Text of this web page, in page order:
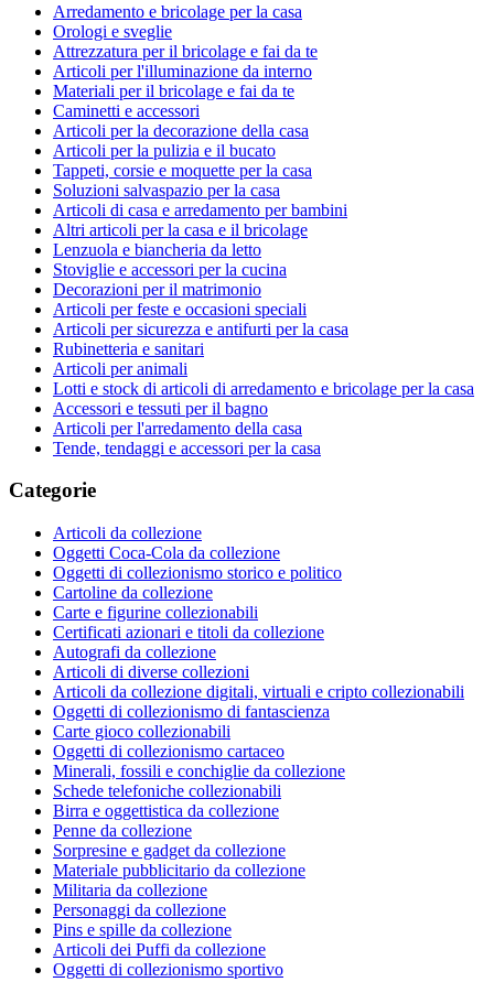
Arredamento e bricolage per la casa
Orologi e sveglie
Attrezzatura per il bricolage e fai da te
Articoli per l'illuminazione da interno
Materiali per il bricolage e fai da te
Caminetti e accessori
Articoli per la decorazione della casa
Articoli per la pulizia e il bucato
Tappeti, corsie e moquette per la casa
Soluzioni salvaspazio per la casa
Articoli di casa e arredamento per bambini
Altri articoli per la casa e il bricolage
Lenzuola e biancheria da letto
Stoviglie e accessori per la cucina
Decorazioni per il matrimonio
Articoli per feste e occasioni speciali
Articoli per sicurezza e antifurti per la casa
Rubinetteria e sanitari
Articoli per animali
Lotti e stock di articoli di arredamento e bricolage per la casa
Accessori e tessuti per il bagno
Articoli per l'arredamento della casa
Tende, tendaggi e accessori per la casa
Categorie
Articoli da collezione
Oggetti Coca-Cola da collezione
Oggetti di collezionismo storico e politico
Cartoline da collezione
Carte e figurine collezionabili
Certificati azionari e titoli da collezione
Autografi da collezione
Articoli di diverse collezioni
Articoli da collezione digitali, virtuali e cripto collezionabili
Oggetti di collezionismo di fantascienza
Carte gioco collezionabili
Oggetti di collezionismo cartaceo
Minerali, fossili e conchiglie da collezione
Schede telefoniche collezionabili
Birra e oggettistica da collezione
Penne da collezione
Sorpresine e gadget da collezione
Materiale pubblicitario da collezione
Militaria da collezione
Personaggi da collezione
Pins e spille da collezione
Articoli dei Puffi da collezione
Oggetti di collezionismo sportivo